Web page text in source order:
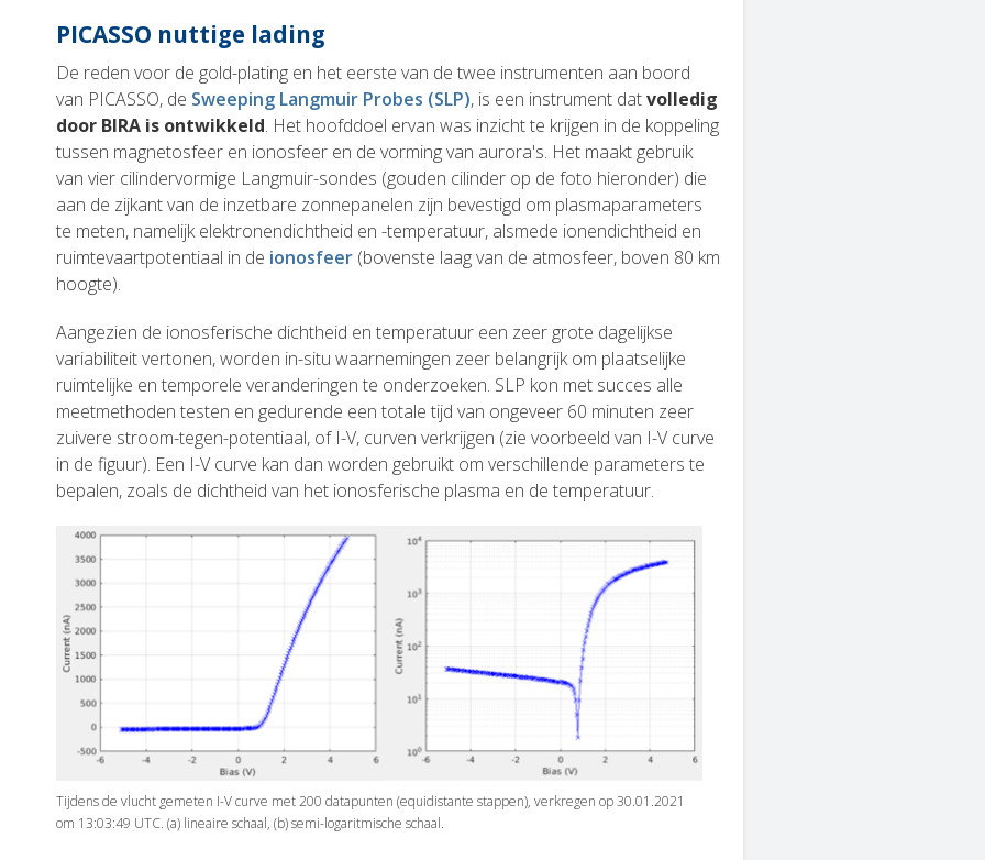
PICASSO nuttige lading
De reden voor de gold-plating en het eerste van de twee instrumenten aan boord
van PICASSO, de Sweeping Langmuir Probes (SLP), is een instrument datvolledig
door BIRA is ontwikkeld. Het hoofddoel ervan was inzicht te krijgen in de koppeling
tussen magnetosfeer en ionosfeer en de vorming van aurora's. Het maakt gebruik
van vier cilindervormige Langmuir-sondes (gouden cilinder op de foto hieronder) die
aan de zijkant van de inzetbare zonnepanelen zijn bevestigd om plasmaparameters
te meten, namelijk elektronendichtheid en -temperatuur, alsmede ionendichtheid en
ruimtevaartpotentiaal in de ionosfeer (bovenste laag van de atmosfeer, boven 80 km
hoogte).
Aangezien de ionosferische dichtheid en temperatuur een zeer grote dagelijkse
variabiliteit vertonen, worden in-situ waarnemingen zeer belangrijk om plaatselijke
ruimtelijke en temporele veranderingen te onderzoeken. SLP kon met succes alle
meetmethoden testen en gedurende een totale tijd van ongeveer 60 minuten zeer
zuivere stroom-tegen-potentiaal, of I-V, curven verkrijgen (zie voorbeeld van I-V curve
in de figuur). Een I-V curve kan dan worden gebruikt om verschillende parameters te
bepalen, zoals de dichtheid van het ionosferische plasma en de temperatuur.
Tijdens de vlucht gemeten I-V curve met 200 datapunten (equidistante stappen), verkregen op 30.01.2021
om 13:03:49 UTC. (a) lineaire schaal, (b) semi-logaritmische schaal.